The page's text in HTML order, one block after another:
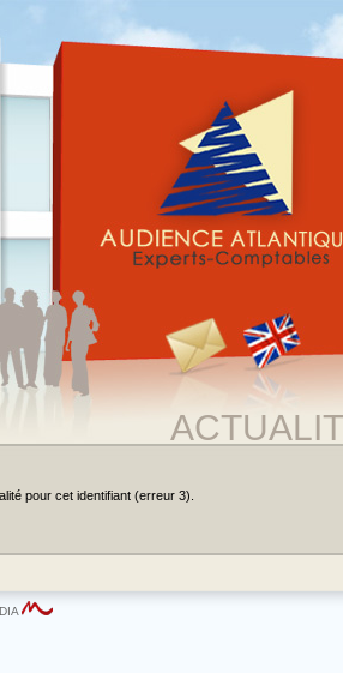
pour cet identifiant (erreur 3).